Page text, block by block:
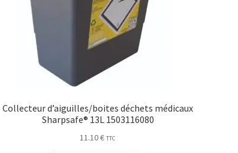
Collecteur d’aiguilles/boites déchets médicaux
Sharpsafe® 13L 1503116080
11.10€ TTC